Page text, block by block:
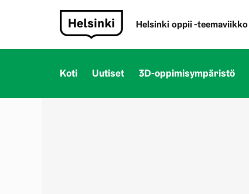
Helsinki oppii -teemaviikko
Koti Uutiset 3D-oppimisympäristö